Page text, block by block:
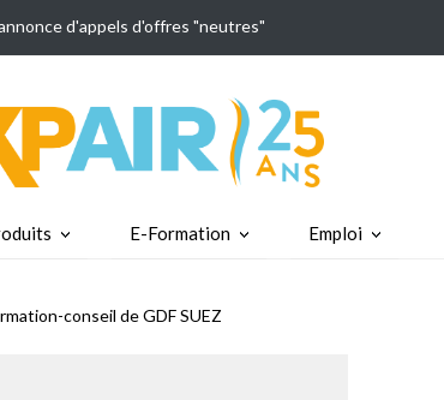
d'appels d'offres "neutres"
E-Formation Emploi
conseil de GDF SUEZ